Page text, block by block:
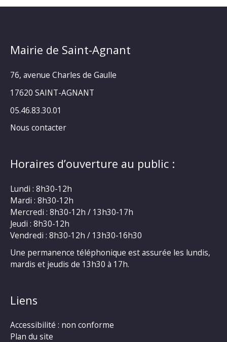
Mairie de Saint-Agnant
76, avenue Charles de Gaulle
17620 SAINT-AGNANT
05.46.83.30.01
Nous contacter
Horaires d’ouverture au public :
Lundi : 8h30-12h
Mardi : 8h30-12h
Mercredi : 8h30-12h / 13h30-17h
Jeudi : 8h30-12h
Vendredi : 8h30-12h / 13h30-16h30
Une permanence téléphonique est assurée les lundis,
mardis et jeudis de 13h30 à 17h.
Liens
Accessibilité : non conforme
Plan du site